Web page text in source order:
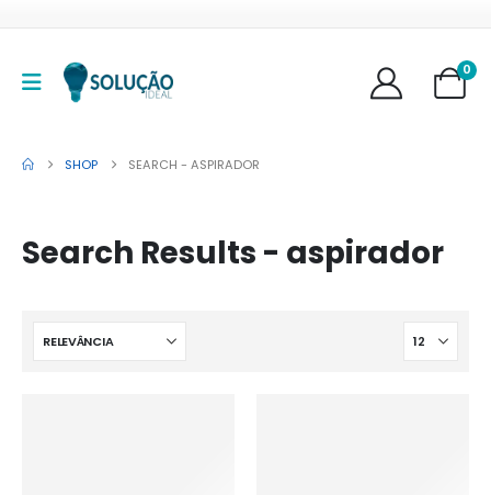
0
SHOP SEARCH - ASPIRADOR
Search Results - aspirador